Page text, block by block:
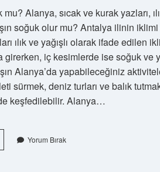
mu? Alanya, sıcak ve kurak yazları,
soğuk olur mu? Antalya ilinin
ılık ve yağışlı olarak ifade edilen
girerken, iç kesimlerde ise soğuk
Alanya’da yapabileceğiniz
sürmek, deniz turları ve balık
keşfedilebilir. Alanya…
Yorum Bırak